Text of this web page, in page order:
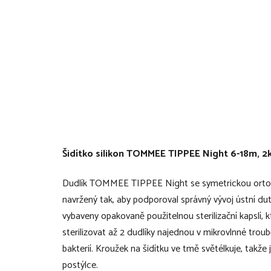
Šidítko silikon TOMMEE TIPPEE Night 6-18m,
Dudlík TOMMEE TIPPEE Night se symetrickou
navržený tak, aby podporoval správný vývoj ústní
vybaveny opakovaně použitelnou sterilizační kapslí,
sterilizovat až 2 dudlíky najednou v mikrovlnné
bakterií. Kroužek na šidítku ve tmě světélkuje,
postýlce.